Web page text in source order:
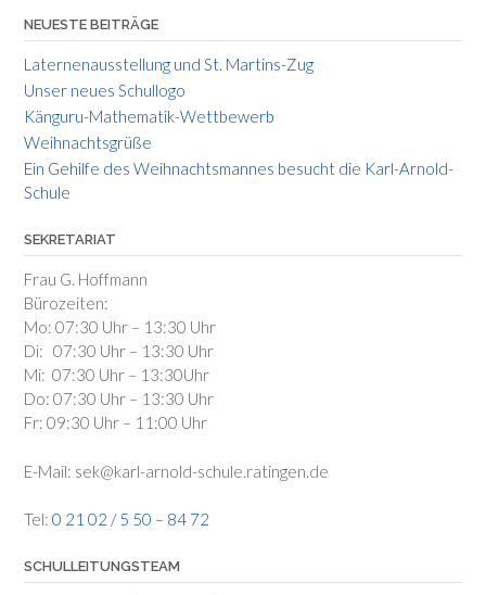
NEUESTE BEITRÄGE
Laternenausstellung und St. Martins-Zug
Unser neues Schullogo
Känguru-Mathematik-Wettbewerb
Weihnachtsgrüße
Ein Gehilfe des Weihnachtsmannes besucht die Karl-Arnold-
Schule
SEKRETARIAT
Frau G. Hoffmann
Bürozeiten:
Mo: 07:30 Uhr – 13:30 Uhr
Di: 07:30 Uhr – 13:30 Uhr
Mi: 07:30 Uhr – 13:30Uhr
Do: 07:30 Uhr – 13:30 Uhr
Fr: 09:30 Uhr – 11:00 Uhr
E-Mail: sek@karl-arnold-schule.ratingen.de
Tel: 0 21 02 / 5 50 – 84 72
SCHULLEITUNGSTEAM